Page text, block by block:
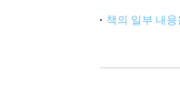
책의 일부 내